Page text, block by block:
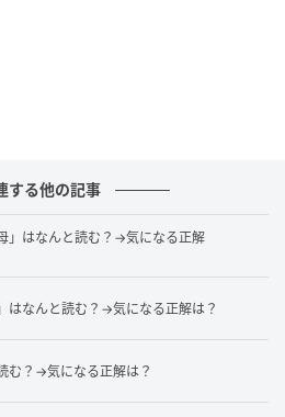
ぶん」です。
を、各部署の使用面積に応じ
。
たか。
する他の記事
」はなんと読む？→気になる正解
はなんと読む？→気になる正解は？
む？→気になる正解は？